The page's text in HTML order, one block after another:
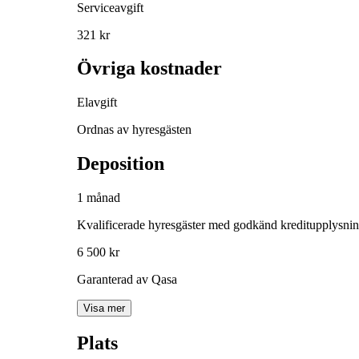
Serviceavgift
321 kr
Övriga kostnader
Elavgift
Ordnas av hyresgästen
Deposition
1 månad
Kvalificerade hyresgäster med godkänd
6 500 kr
Garanterad av Qasa
Visa mer
Plats